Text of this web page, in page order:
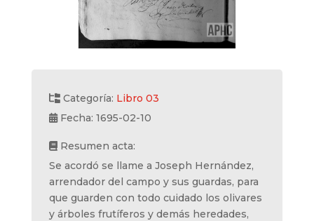
Categoría: Libro 03
Fecha: 1695-02-10
Resumen acta:
Se acordó se llame a Joseph Hernández,
arrendador del campo y sus guardas, para
que guarden con todo cuidado los olivares
y árboles frutíferos y demás heredades,